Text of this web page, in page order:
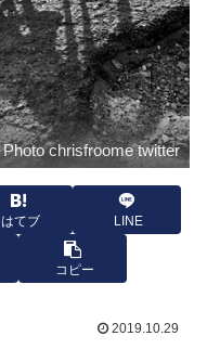
Photo chrisfroome twitter
はてブ LINE
コピー
2019.10.29